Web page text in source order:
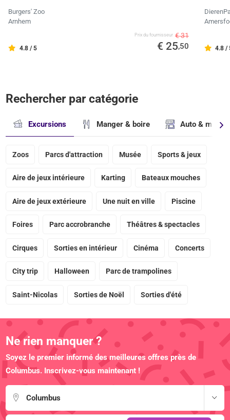
Burgers' Zoo
Arnhem
4.8 / 5
Prix ​​du fournisseur € 31
€ 25,50 4.8 /
Rechercher par catégorie
Excursions Manger & boire Auto &
Zoos Parcs d'attraction Musée Sports & jeux
Aire de jeux intérieure Karting Bateaux mouches
Aire de jeux extérieure Une nuit en ville Piscine
Foires Parc accrobranche Théâtres & spectacles
Cirques Sorties en intérieur Cinéma Concerts
City trip Halloween Parc de trampolines
Saint-Nicolas Sorties de Noël Sorties d'été
Ne rien manquer ?
Soyez le premier informé des meilleures offres près de
Columbus. Inscrivez-vous maintenant !
Columbus